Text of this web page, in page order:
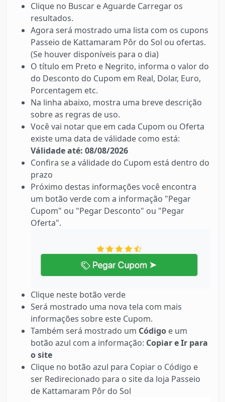
Clique no Buscar e Aguarde Carregar os
resultados.
Agora será mostrado uma lista com os cupons
Passeio de Kattamaram Pôr do Sol ou ofertas.
(Se houver disponíveis para o dia)
O título em Preto e Negrito, informa o valor do
do Desconto do Cupom em Real, Dolar, Euro,
Porcentagem etc.
Na linha abaixo, mostra uma breve descrição
sobre as regras de uso.
Você vai notar que em cada Cupom ou Oferta
existe uma data de válidade como está:
Válidade até: 08/08/2026
Confira se a válidade do Cupom está dentro do
prazo
Próximo destas informações você encontra
um botão verde com a informação "Pegar
Cupom" ou "Pegar Desconto" ou "Pegar
Oferta".
Clique neste botão verde
Será mostrado uma nova tela com mais
informações sobre este Cupom.
Também será mostrado um Código e um
botão azul com a informação: Copiar e Ir para
o site
Clique no botão azul para Copiar o Código e
ser Redirecionado para o site da loja Passeio
de Kattamaram Pôr do Sol